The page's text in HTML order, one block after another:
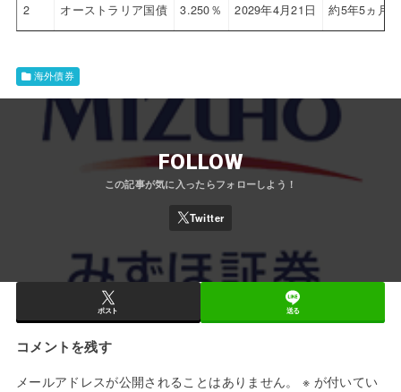
2 オーストラリア国債 3.250％ 2029年4月21日 約5年5ヵ月
海外債券
FOLLOW
ポスト 送る
コメントを残す
メールアドレスが公開されることはありません。 ※ が付いてい